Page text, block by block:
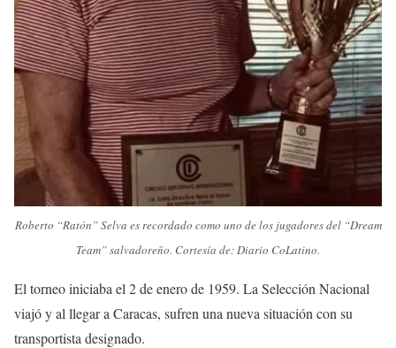
Roberto “Ratón” Selva es recordado como uno de los jugadores del “Dream
Team” salvadoreño. Cortesía de: Diario CoLatino.
El torneo iniciaba el 2 de enero de 1959. La Selección Nacional
viajó y al llegar a Caracas, sufren una nueva situación con su
transportista designado.